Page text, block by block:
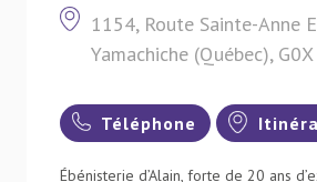
1154, Route Sainte-Anne
Yamachiche (Québec),
Téléphone
Ébénisterie d’Alain, forte de 20 ans